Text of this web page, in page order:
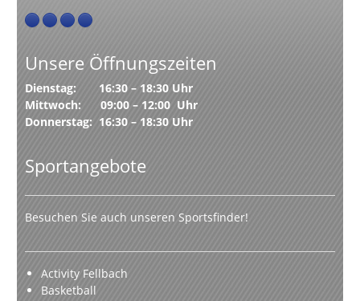
Unsere Öffnungszeiten
Dienstag: 16:30 – 18:30 Uhr
Mittwoch: 09:00 – 12:00 Uhr
Donnerstag: 16:30 – 18:30 Uhr
Sportangebote
Besuchen Sie auch unseren Sportsfinder!
Activity Fellbach
Basketball